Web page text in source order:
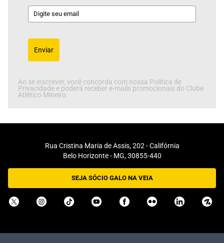
Enviar
Ao se inscrever, você concorda com nossa Política de
Privacidade e poderá receber e-mails promocionais do Clube
Atlético Mineiro.
Rua Cristina Maria de Assis, 202 - Califórnia
Belo Horizonte - MG, 30855-440
SEJA SÓCIO GALO NA VEIA